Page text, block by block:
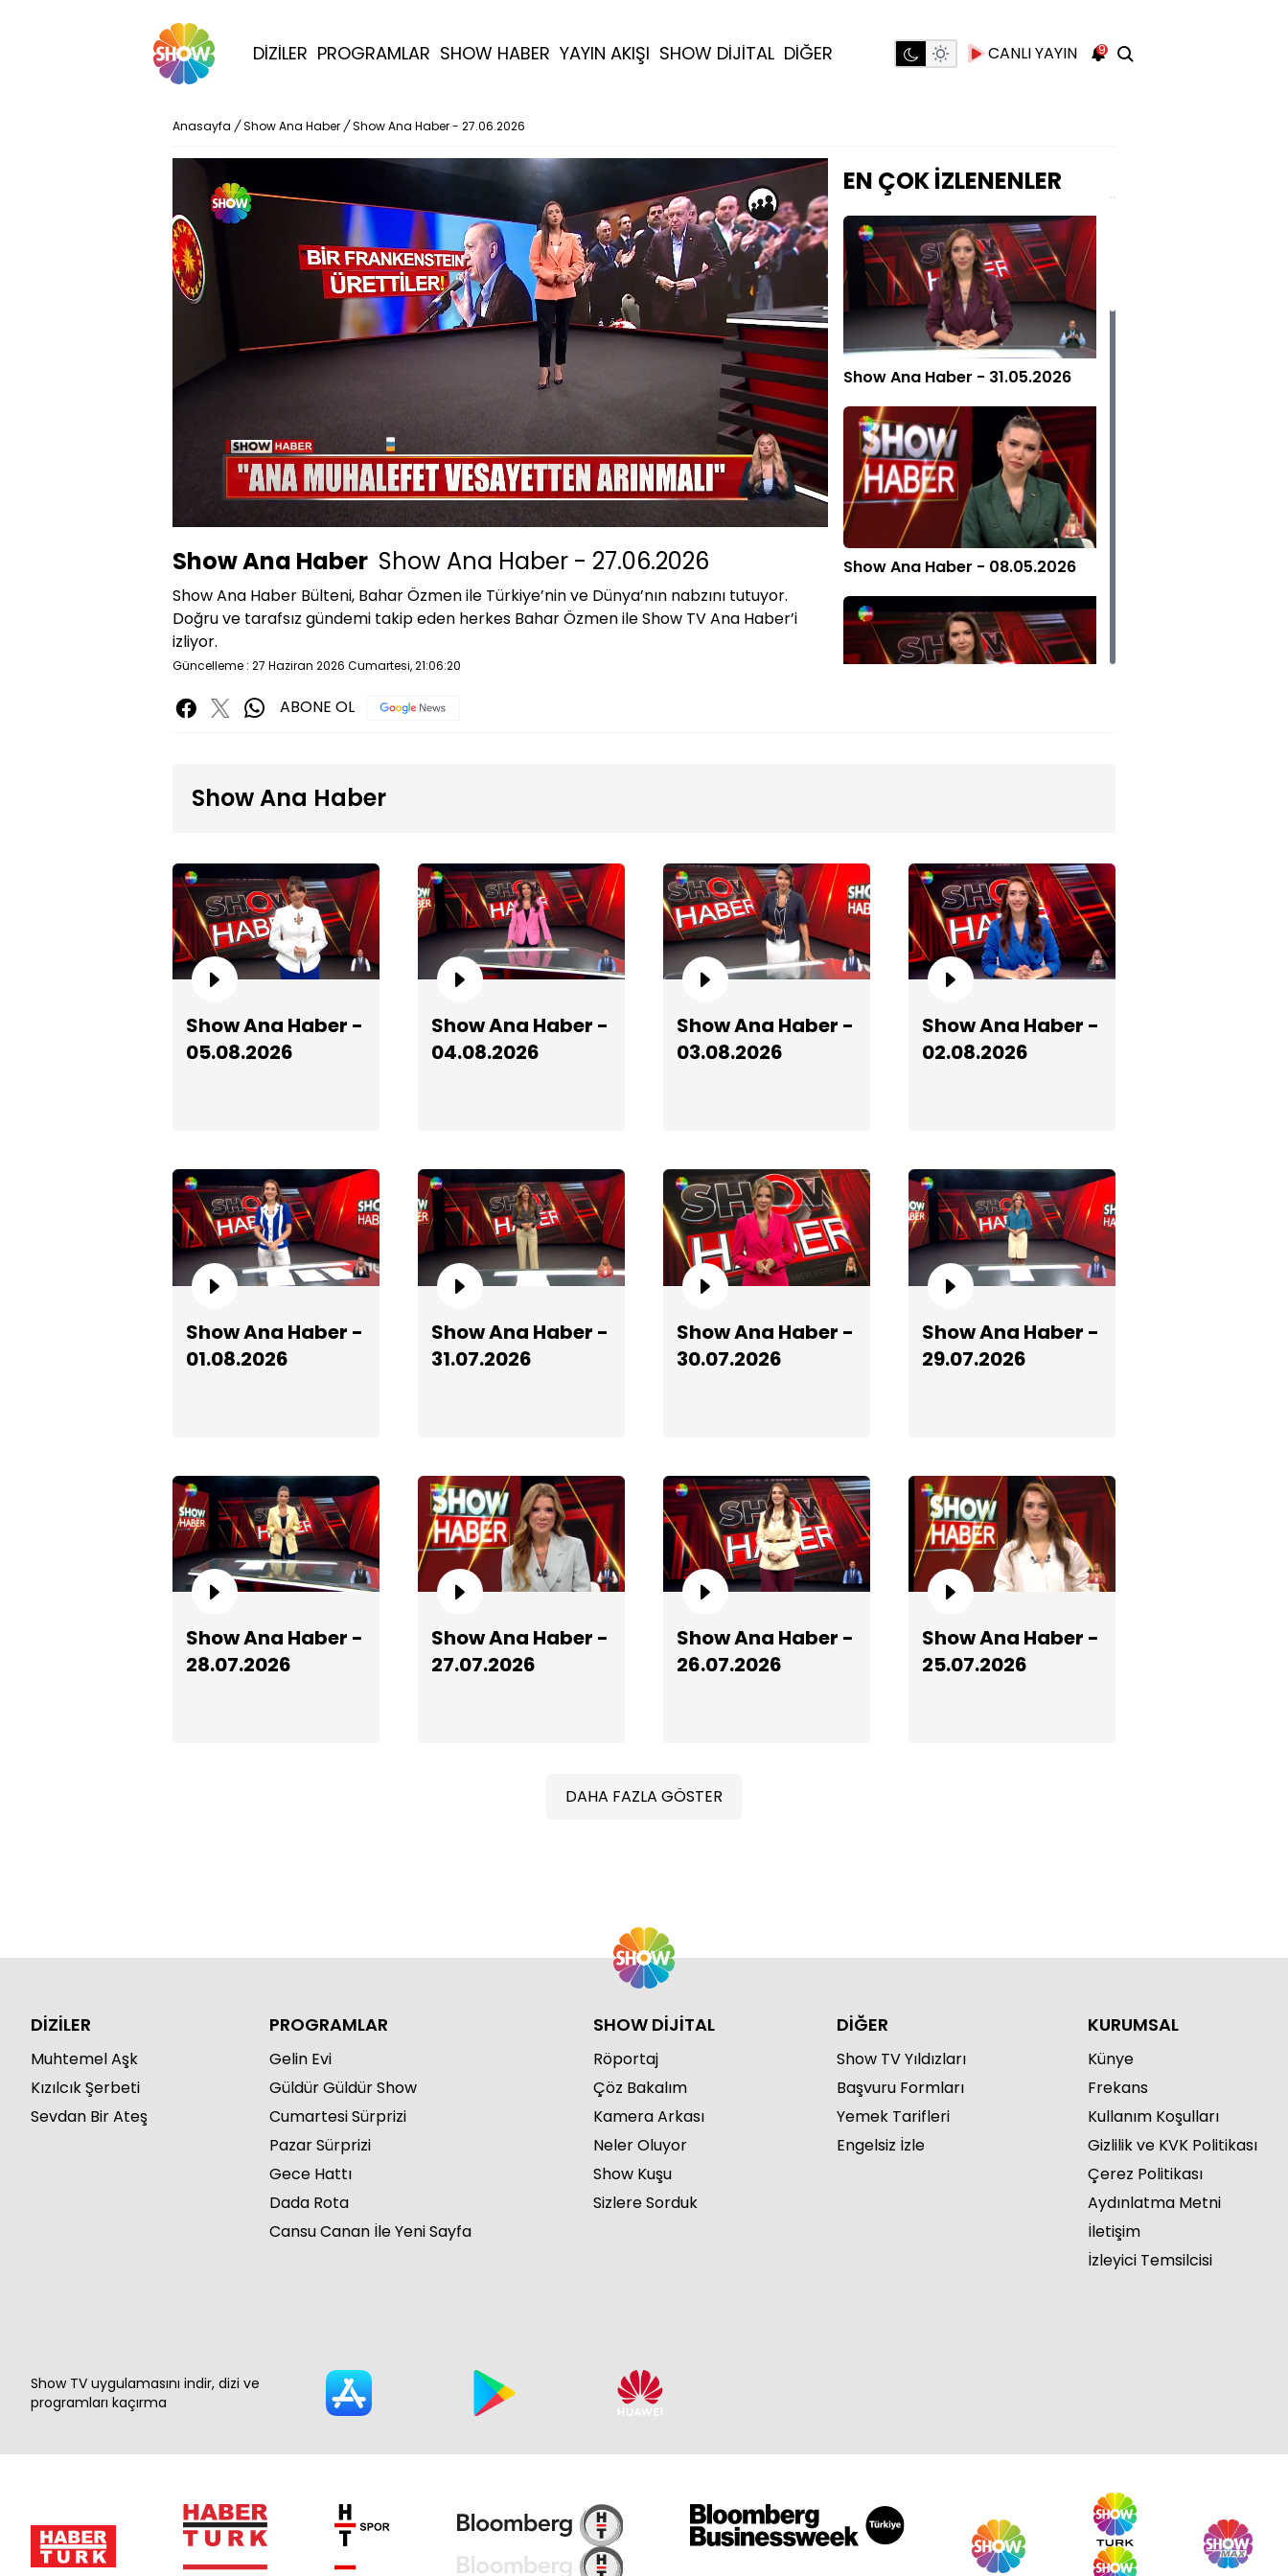
DİZİLER PROGRAMLAR SHOW HABER YAYIN AKIŞI SHOW DİJİTAL DİĞER CANLI YAYIN 9
Anasayfa / Show Ana Haber / Show Ana Haber - 27.06.2026
1080P
:
Show Ana Haber Show Ana Haber - 27.06.2026
Show Ana Haber Bülteni, Bahar Özmen ile Türkiye’nin ve Dünya’nın nabzını tutuyor.
Doğru ve tarafsız gündemi takip eden herkes Bahar Özmen ile Show TV Ana Haber’i
izliyor.
Güncelleme : 27 Haziran 2026 Cumartesi, 21:06:20
ABONE OL
EN ÇOK İZLENENLER
Show Ana Haber - 31.05.2026
Show Ana Haber - 08.05.2026
Show Ana Haber - 11.05.2026
Show Ana Haber - 02.05.2026
Show Ana Haber - 01.06.2026
Show Ana Haber - 30.05.2026
Show Ana Haber
Show Ana Haber -
05.08.2026
Show Ana Haber -
04.08.2026
Show Ana Haber -
03.08.2026
Show Ana Haber -
02.08.2026
Show Ana Haber -
01.08.2026
Show Ana Haber -
31.07.2026
Show Ana Haber -
30.07.2026
Show Ana Haber -
29.07.2026
Show Ana Haber -
28.07.2026
Show Ana Haber -
27.07.2026
Show Ana Haber -
26.07.2026
Show Ana Haber -
25.07.2026
DAHA FAZLA GÖSTER
DİZİLER
Muhtemel Aşk
Kızılcık Şerbeti
Sevdan Bir Ateş
PROGRAMLAR
Gelin Evi
Güldür Güldür Show
Cumartesi Sürprizi
Pazar Sürprizi
Gece Hattı
Dada Rota
Cansu Canan İle Yeni Sayfa
SHOW DİJİTAL
Röportaj
Çöz Bakalım
Kamera Arkası
Neler Oluyor
Show Kuşu
Sizlere Sorduk
DİĞER
Show TV Yıldızları
Başvuru Formları
Yemek Tarifleri
Engelsiz İzle
KURUMSAL
Künye
Frekans
Kullanım Koşulları
Gizlilik ve KVK Politikası
Çerez Politikası
Aydınlatma Metni
İletişim
İzleyici Temsilcisi
Show TV uygulamasını indir, dizi ve
programları kaçırma